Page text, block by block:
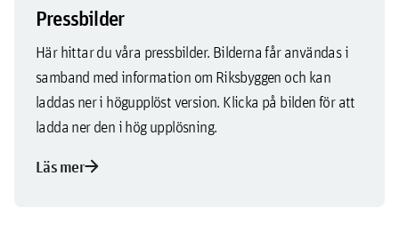
Pressbilder
Här hittar du våra pressbilder. Bilderna får användas i
samband med information om Riksbyggen och kan
laddas ner i högupplöst version. Klicka på bilden för att
ladda ner den i hög upplösning.
Läs merarrow_forward